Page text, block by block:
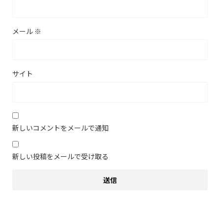
メール ※
サイト
新しいコメントをメールで通知
新しい投稿をメールで受け取る